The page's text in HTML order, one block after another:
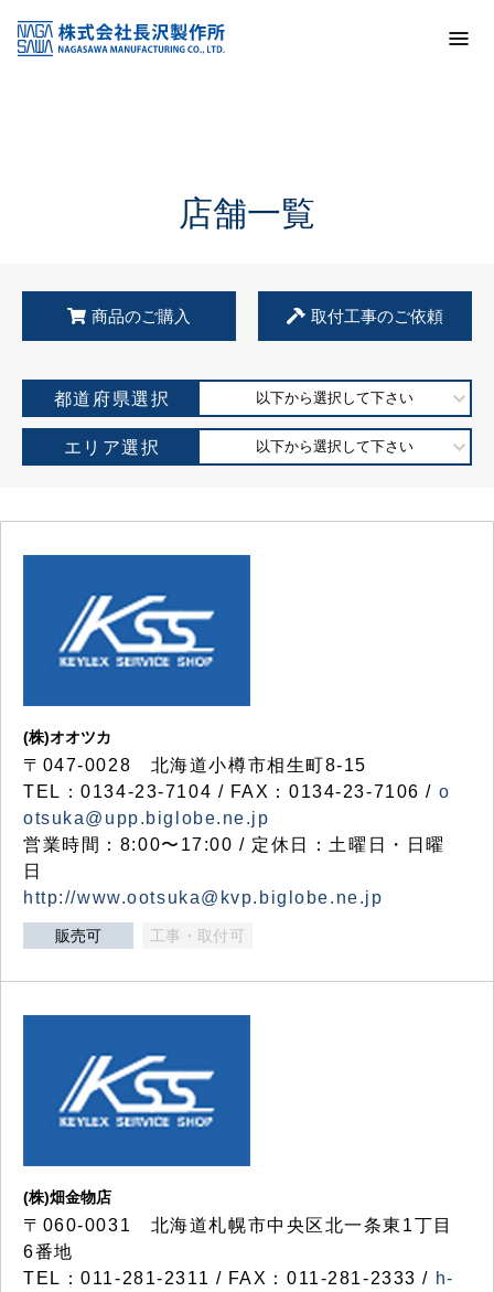
KSS加盟店・取扱店情報
店舗一覧
店舗一覧
商品のご購入 取付工事のご依頼
都道府県選択 以下から選択して下さい
エリア選択 以下から選択して下さい
(株)オオツカ
〒047-0028 北海道小樽市相生町8-15
TEL：0134-23-7104 / FAX：0134-23-7106 / o
otsuka@upp.biglobe.ne.jp
営業時間：8:00〜17:00 / 定休日：土曜日・日曜
日
http://www.ootsuka@kvp.biglobe.ne.jp
販売可 工事・取付可
(株)畑金物店
〒060-0031 北海道札幌市中央区北一条東1丁目
6番地
TEL：011-281-2311 / FAX：011-281-2333 / h-